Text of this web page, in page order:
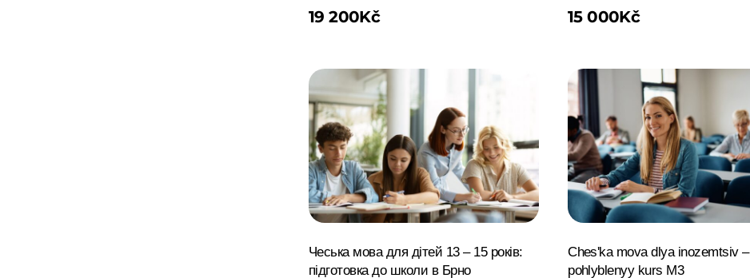
19 200Kč 15 000Kč
Чеська мова для дітей 13 – 15 років:
підготовка до школи в Брно
Chesʹka mova dlya inozemtsiv –
pohlyblenyy kurs M3